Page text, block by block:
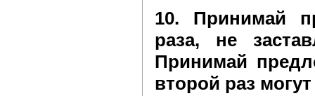
10. Принимай
раза, не
Принимай
второй раз